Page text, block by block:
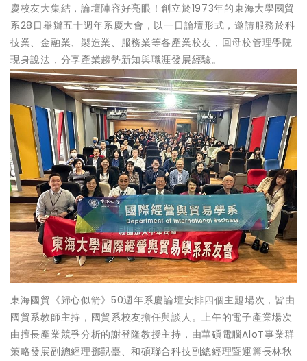
慶校友大集結，論壇陣容好亮眼！創立於1973年的東海大學國貿
系28日舉辦五十週年系慶大會，以一日論壇形式，邀請服務於科
技業、金融業、製造業、服務業等各產業校友，回母校管理學院
現身說法，分享產業趨勢新知與職涯發展經驗。
東海國貿《歸心似箭》50週年系慶論壇安排四個主題場次，皆由
國貿系教師主持，國貿系校友擔任與談人。上午的電子產業場次
由擅長產業競爭分析的謝登隆教授主持，由華碩電腦AloT事業群
策略發展副總經理鄧覲臺、和碩聯合科技副總經理暨運籌長林秋